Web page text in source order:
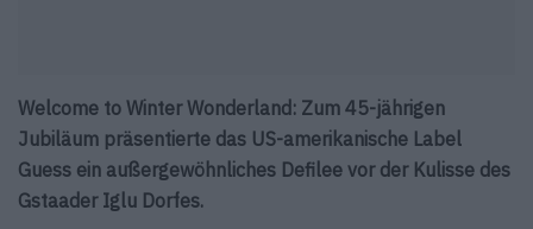
Welcome to Winter Wonderland: Zum 45-jährigen
Jubiläum präsentierte das US-amerikanische Label
Guess ein außergewöhnliches Defilee vor der Kulisse des
Gstaader Iglu Dorfes.